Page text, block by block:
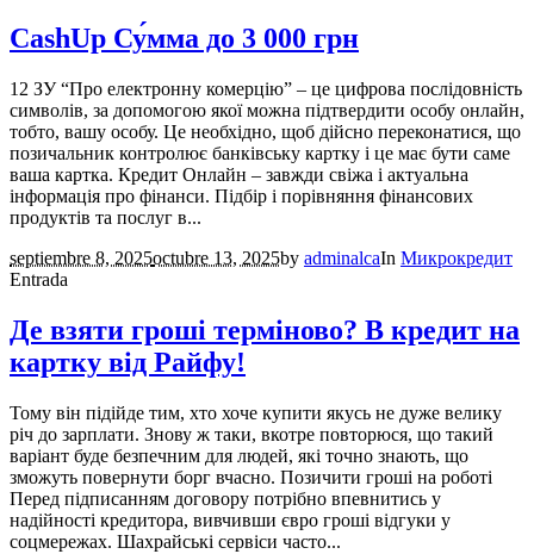
CashUp Су́мма до 3 000 грн
12 ЗУ “Про електронну комерцію” – це цифрова послідовність
символів, за допомогою якої можна підтвердити особу онлайн,
тобто, вашу особу. Це необхідно, щоб дійсно переконатися, що
позичальник контролює банківську картку і це має бути саме
ваша картка. Кредит Онлайн – завжди свіжа і актуальна
інформація про фінанси. Підбір і порівняння фінансових
продуктів та послуг в...
septiembre 8, 2025octubre 13, 2025by adminalcaIn Микрокредит
Entrada
Де взяти гроші терміново? В кредит на
картку від Райфу!
Тому він підійде тим, хто хоче купити якусь не дуже велику
річ до зарплати. Знову ж таки, вкотре повторюся, що такий
варіант буде безпечним для людей, які точно знають, що
зможуть повернути борг вчасно. Позичити гроші на роботі
Перед підписанням договору потрібно впевнитись у
надійності кредитора, вивчивши євро гроші відгуки у
соцмережах. Шахрайські сервіси часто...